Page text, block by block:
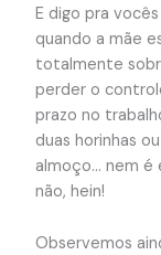
E digo pra
quando a mãe
totalmente
perder o
prazo no
duas horinhas
almoço… nem é
não, hein!
Observemos